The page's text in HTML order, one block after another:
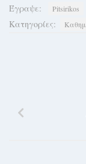
Έγραψε: Pitsirikos
Κατηγορίες: